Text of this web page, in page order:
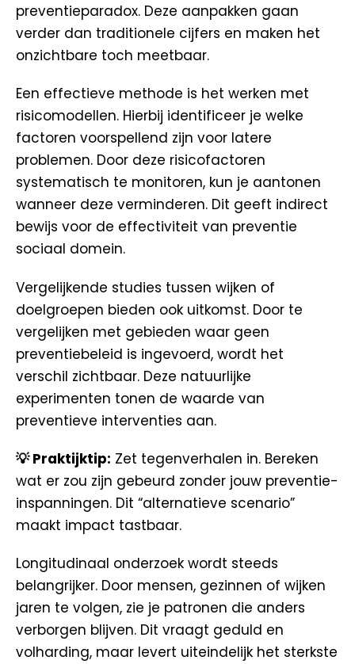
preventieparadox. Deze aanpakken gaan
verder dan traditionele cijfers en maken het
onzichtbare toch meetbaar.
Een effectieve methode is het werken met
risicomodellen. Hierbij identificeer je welke
factoren voorspellend zijn voor latere
problemen. Door deze risicofactoren
systematisch te monitoren, kun je aantonen
wanneer deze verminderen. Dit geeft indirect
bewijs voor de effectiviteit van preventie
sociaal domein.
Vergelijkende studies tussen wijken of
doelgroepen bieden ook uitkomst. Door te
vergelijken met gebieden waar geen
preventiebeleid is ingevoerd, wordt het
verschil zichtbaar. Deze natuurlijke
experimenten tonen de waarde van
preventieve interventies aan.
💡 Praktijktip: Zet tegenverhalen in. Bereken
wat er zou zijn gebeurd zonder jouw preventie-
inspanningen. Dit “alternatieve scenario”
maakt impact tastbaar.
Longitudinaal onderzoek wordt steeds
belangrijker. Door mensen, gezinnen of wijken
jaren te volgen, zie je patronen die anders
verborgen blijven. Dit vraagt geduld en
volharding, maar levert uiteindelijk het sterkste